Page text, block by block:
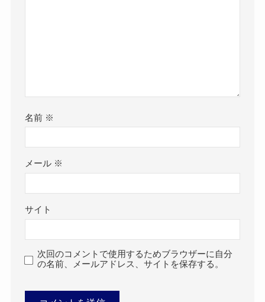
名前 ※
メール ※
サイト
次回のコメントで使用するためブラウザーに自分
の名前、メールアドレス、サイトを保存する。